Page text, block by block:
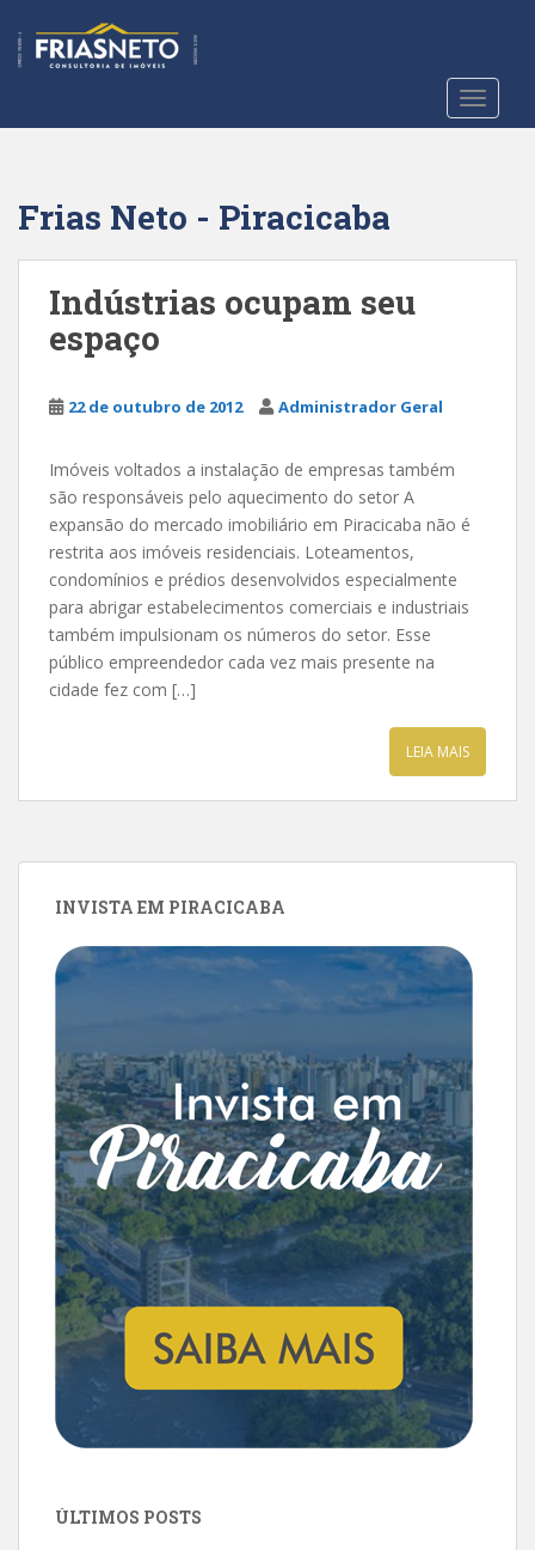
t
Frias Neto - Piracicaba
Indústrias ocupam seu
espaço
22 de outubro de 2012 Administrador Geral
Imóveis voltados a instalação de empresas também
são responsáveis pelo aquecimento do setor A
expansão do mercado imobiliário em Piracicaba não é
restrita aos imóveis residenciais. Loteamentos,
condomínios e prédios desenvolvidos especialmente
para abrigar estabelecimentos comerciais e industriais
também impulsionam os números do setor. Esse
público empreendedor cada vez mais presente na
cidade fez com […]
LEIA MAIS
INVISTA EM PIRACICABA
ÚLTIMOS POSTS